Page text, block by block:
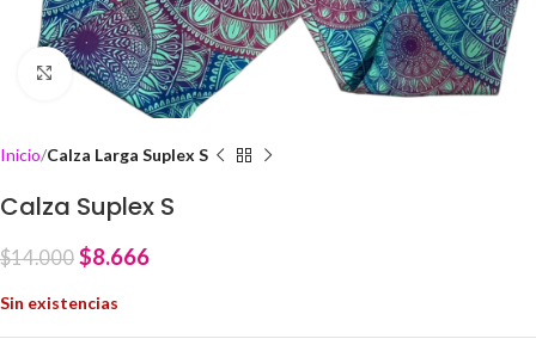
Click to enlarge
Inicio Calza Larga Suplex S
Calza Suplex S
$14.000 $8.666
Sin existencias